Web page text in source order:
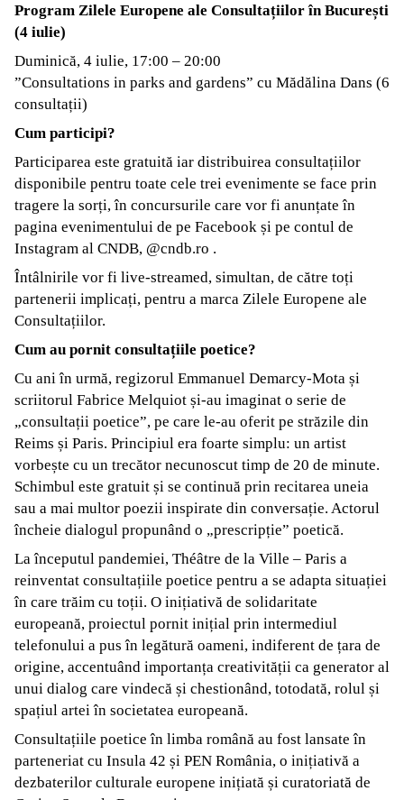
Program Zilele Europene ale Consultațiilor în București
(4 iulie)
Duminică, 4 iulie, 17:00 – 20:00
”Consultations in parks and gardens” cu Mădălina Dans (6
consultații)
Cum participi?
Participarea este gratuită iar distribuirea consultațiilor
disponibile pentru toate cele trei evenimente se face prin
tragere la sorți, în concursurile care vor fi anunțate în
pagina evenimentului de pe Facebook și pe contul de
Instagram al CNDB, @cndb.ro .
Întâlnirile vor fi live-streamed, simultan, de către toți
partenerii implicați, pentru a marca Zilele Europene ale
Consultațiilor.
Cum au pornit consultațiile poetice?
Cu ani în urmă, regizorul Emmanuel Demarcy-Mota și
scriitorul Fabrice Melquiot și-au imaginat o serie de
„consultații poetice”, pe care le-au oferit pe străzile din
Reims și Paris. Principiul era foarte simplu: un artist
vorbește cu un trecător necunoscut timp de 20 de minute.
Schimbul este gratuit și se continuă prin recitarea uneia
sau a mai multor poezii inspirate din conversație. Actorul
încheie dialogul propunând o „prescripție” poetică.
La începutul pandemiei, Théâtre de la Ville – Paris a
reinventat consultațiile poetice pentru a se adapta situației
în care trăim cu toții. O inițiativă de solidaritate
europeană, proiectul pornit inițial prin intermediul
telefonului a pus în legătură oameni, indiferent de țara de
origine, accentuând importanța creativității ca generator al
unui dialog care vindecă și chestionând, totodată, rolul și
spațiul artei în societatea europeană.
Consultațiile poetice în limba română au fost lansate în
parteneriat cu Insula 42 și PEN România, o inițiativă a
dezbaterilor culturale europene inițiată și curatoriată de